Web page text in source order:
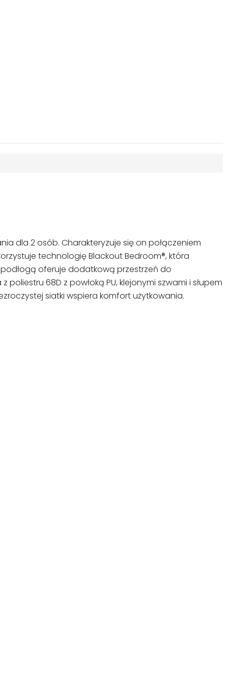
dla 2 osób. Charakteryzuje się on połączeniem
technologię Blackout Bedroom®, która
oferuje dodatkową przestrzeń do
68D z powłoką PU, klejonymi szwami i słupem
siatki wspiera komfort użytkowania.